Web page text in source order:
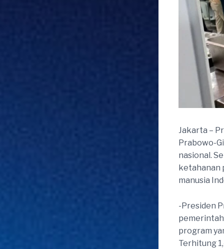
Jakarta –
Prabowo-
nasional.
ketahanan
manusia
-Presiden
program
Terhitung